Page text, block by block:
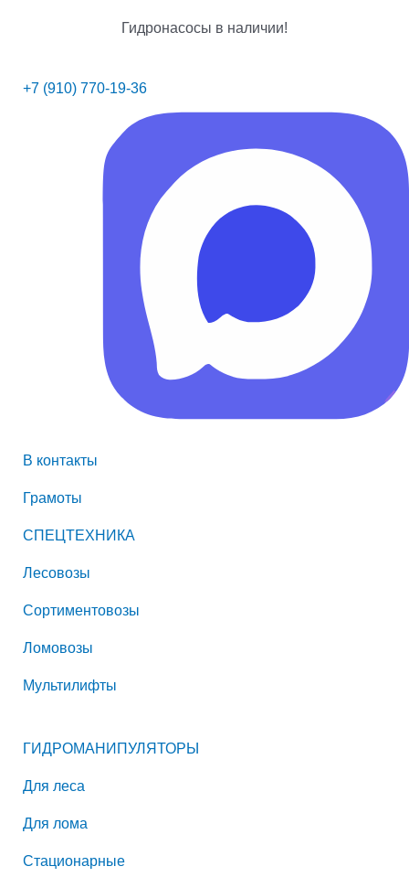
Гидронасосы в наличии!
+7 (910) 770-19-36
В контакты
Грамоты
СПЕЦТЕХНИКА
Лесовозы
Сортиментовозы
Ломовозы
Мультилифты
ГИДРОМАНИПУЛЯТОРЫ
Для леса
Для лома
Стационарные